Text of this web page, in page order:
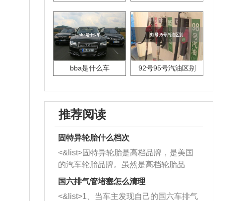
bba是什么车 92号95号汽油区别
推荐阅读
固特异轮胎什么档次
<&list>固特异轮胎是高档品牌，是美国
的汽车轮胎品牌。虽然是高档轮胎品
牌，但是中高低端的轮胎都有生产，这
也是为了更好的开拓市场。
国六排气管堵塞怎么清理
<&list>1、当车主发现自己的国六车排气